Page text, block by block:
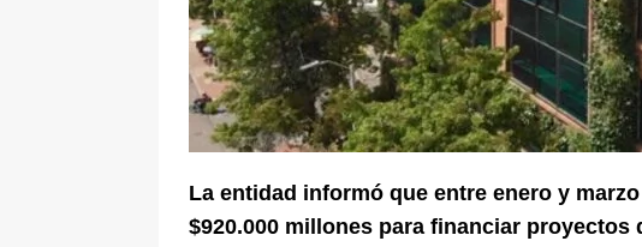
La entidad informó que entre enero y
$920.000 millones para financiar